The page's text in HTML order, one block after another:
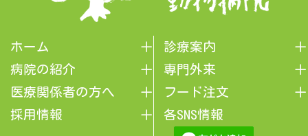
ホーム
病院の紹介
医療関係者の方へ
採用情報
診療案内
専門外来
フード注文
各SNS情報